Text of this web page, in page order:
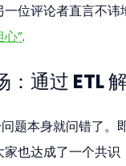
一位评论者直言不讳
”.
：通过 ETL
题本身就问错了。
家也达成了一个共